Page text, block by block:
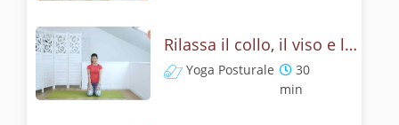
Rilassa il collo, il viso e le spalle - Yoga con la posizione del leone
Yoga Posturale
30
min